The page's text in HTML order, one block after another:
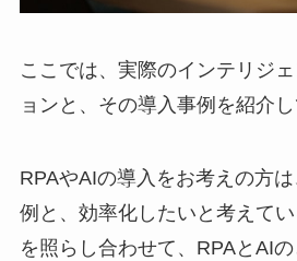
ここでは、実際のインテリジ
ョンと、その導入事例を紹介し
RPAやAIの導入をお考えの方
例と、効率化したいと考えて
を照らし合わせて、RPAとAI